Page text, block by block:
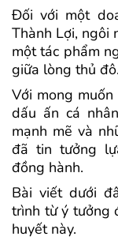
Đối với một
Thành Lợi, ngôi
một tác phẩm
giữa lòng thủ đô.
Với mong
dấu ấn cá
mạnh mẽ và
đã tin tưởng
đồng hành.
Bài viết dưới
trình từ ý tưởng
huyết này.